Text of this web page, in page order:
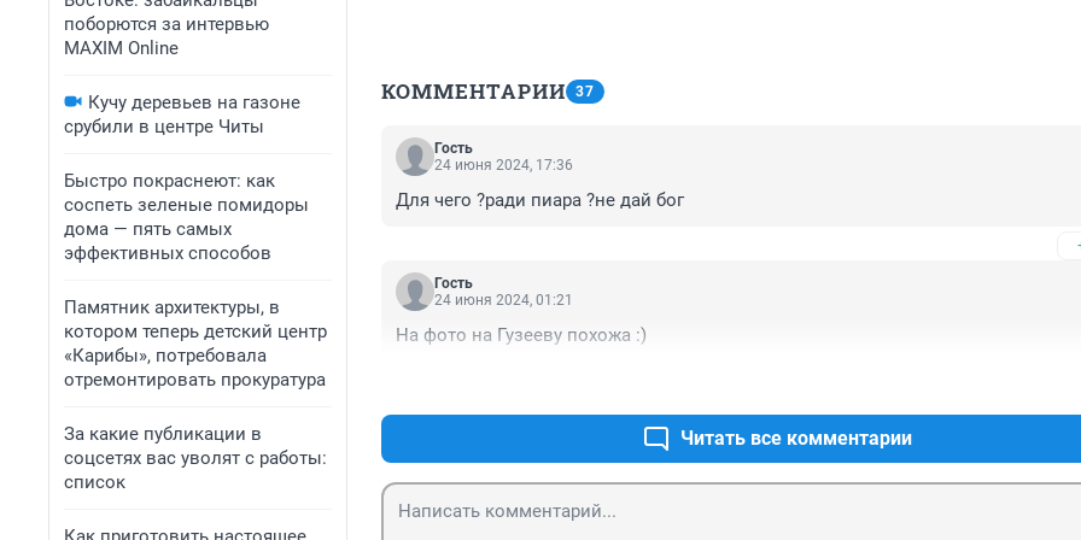
поборются за интервью
MAXIM Online
Кучу деревьев на газоне
срубили в центре Читы
Быстро покраснеют: как
соспеть зеленые помидоры
дома — пять самых
эффективных способов
Памятник архитектуры, в
котором теперь детский центр
«Карибы», потребовала
отремонтировать прокуратура
За какие публикации в
соцсетях вас уволят с работы:
список
КОММЕНТАРИИ 37
Гость
24 июня 2024, 17:36
Для чего ?ради пиара ?не дай бог
Гость
24 июня 2024, 01:21
На фото на Гузееву похожа :)
Читать все комментарии